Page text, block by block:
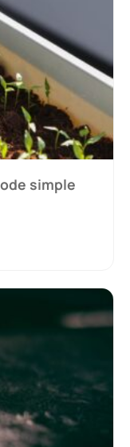
simple